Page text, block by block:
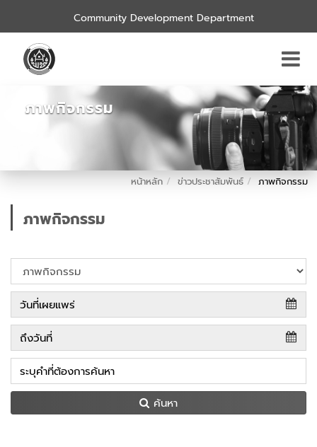
Community Development Department
ภาพกิจกรรม
หน้าหลัก ข่าวประชาสัมพันธ์ ภาพกิจกรรม
ภาพกิจกรรม
ค้นหา